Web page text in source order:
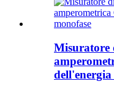
Misuratore
dell'energia